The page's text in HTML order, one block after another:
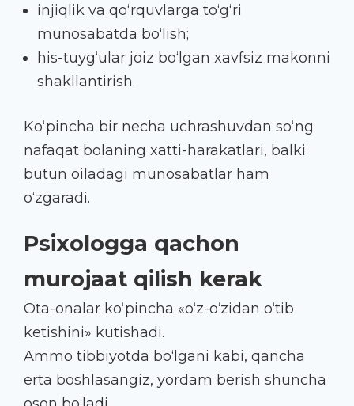
injiqlik va qo‘rquvlarga to‘g‘ri
munosabatda bo‘lish;
his-tuyg‘ular joiz bo‘lgan xavfsiz makonni
shakllantirish.
Ko‘pincha bir necha uchrashuvdan so‘ng
nafaqat bolaning xatti-harakatlari, balki
butun oiladagi munosabatlar ham
o‘zgaradi.
Psixologga qachon
murojaat qilish kerak
Ota-onalar ko‘pincha «o‘z-o‘zidan o‘tib
ketishini» kutishadi.
Ammo tibbiyotda bo‘lgani kabi, qancha
erta boshlasangiz, yordam berish shuncha